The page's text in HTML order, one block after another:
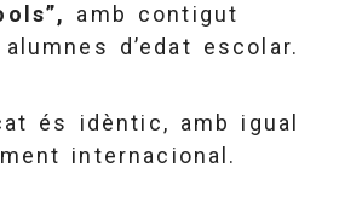
amb contigut
d’edat escolar.
és idèntic, amb igual
internacional.